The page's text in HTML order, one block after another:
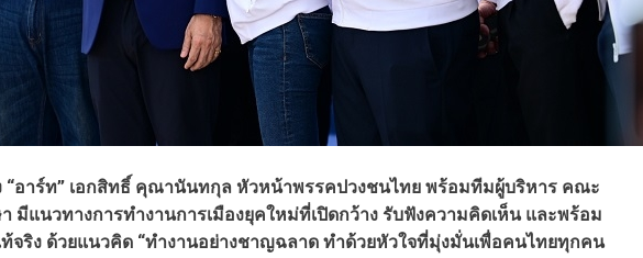
“อาร์ท” เอกสิทธิ์ คุณานันทกุล หัวหน้าพรรคปวงชนไทย พร้อมทีมผู้บริหาร คณะ
แนวทางการทำงานการเมืองยุคใหม่ที่เปิดกว้าง รับฟังความคิดเห็น และพร้อม
จริง ด้วยแนวคิด “ทำงานอย่างชาญฉลาด ทำด้วยหัวใจที่มุ่งมั่นเพื่อคนไทยทุกคน